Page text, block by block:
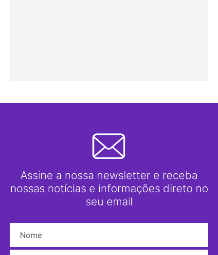
Assine a nossa newsletter e receba
nossas notícias e informações direto no
seu email